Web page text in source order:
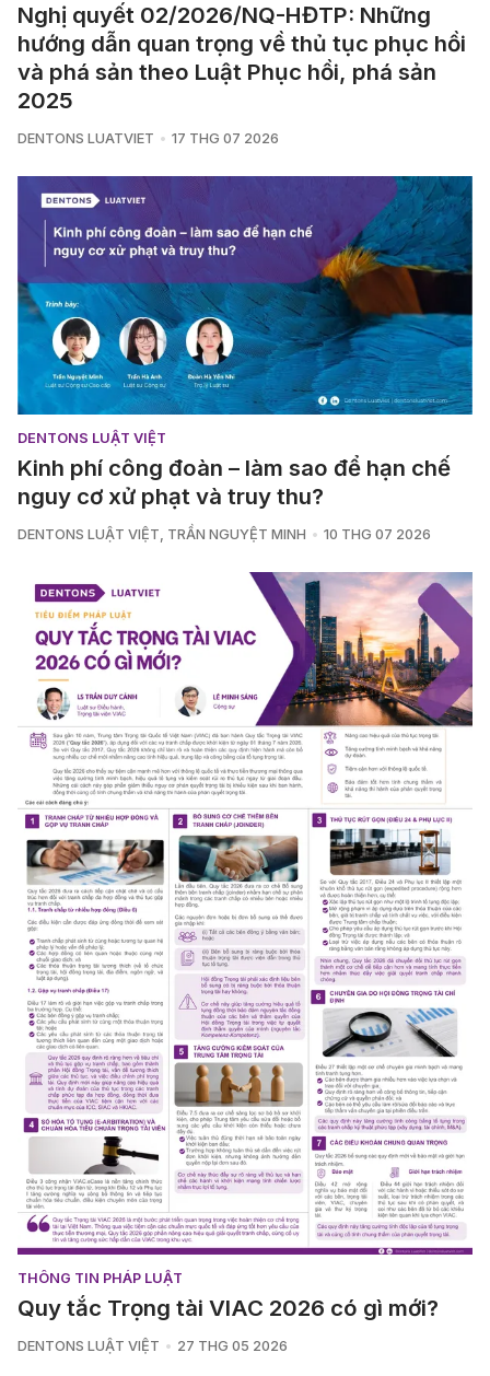
Nghị quyết 02/2026/NQ-HĐTP: Những
hướng dẫn quan trọng về thủ tục phục hồi
và phá sản theo Luật Phục hồi, phá sản
2025
DENTONS LUATVIET 17 THG 07 2026
DENTONS LUẬT VIỆT
Kinh phí công đoàn – làm sao để hạn chế
nguy cơ xử phạt và truy thu?
DENTONS LUẬT VIỆT, TRẦN NGUYỆT MINH 10 THG 07 2026
THÔNG TIN PHÁP LUẬT
Quy tắc Trọng tài VIAC 2026 có gì mới?
DENTONS LUẬT VIỆT 27 THG 05 2026